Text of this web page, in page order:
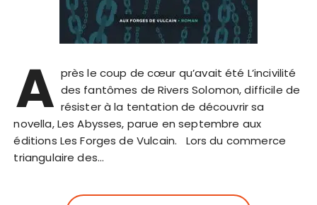
A près le coup de cœur qu’avait été L’incivilité
des fantômes de Rivers Solomon, difficile de
résister à la tentation de découvrir sa
novella, Les Abysses, parue en septembre aux
éditions Les Forges de Vulcain. Lors du commerce
triangulaire des…